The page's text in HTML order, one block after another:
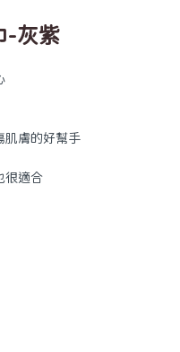
-灰紫
膚的好幫手
很適合